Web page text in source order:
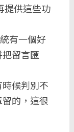
提供這些功
有一個好
留言匯
候判別不
的，這很